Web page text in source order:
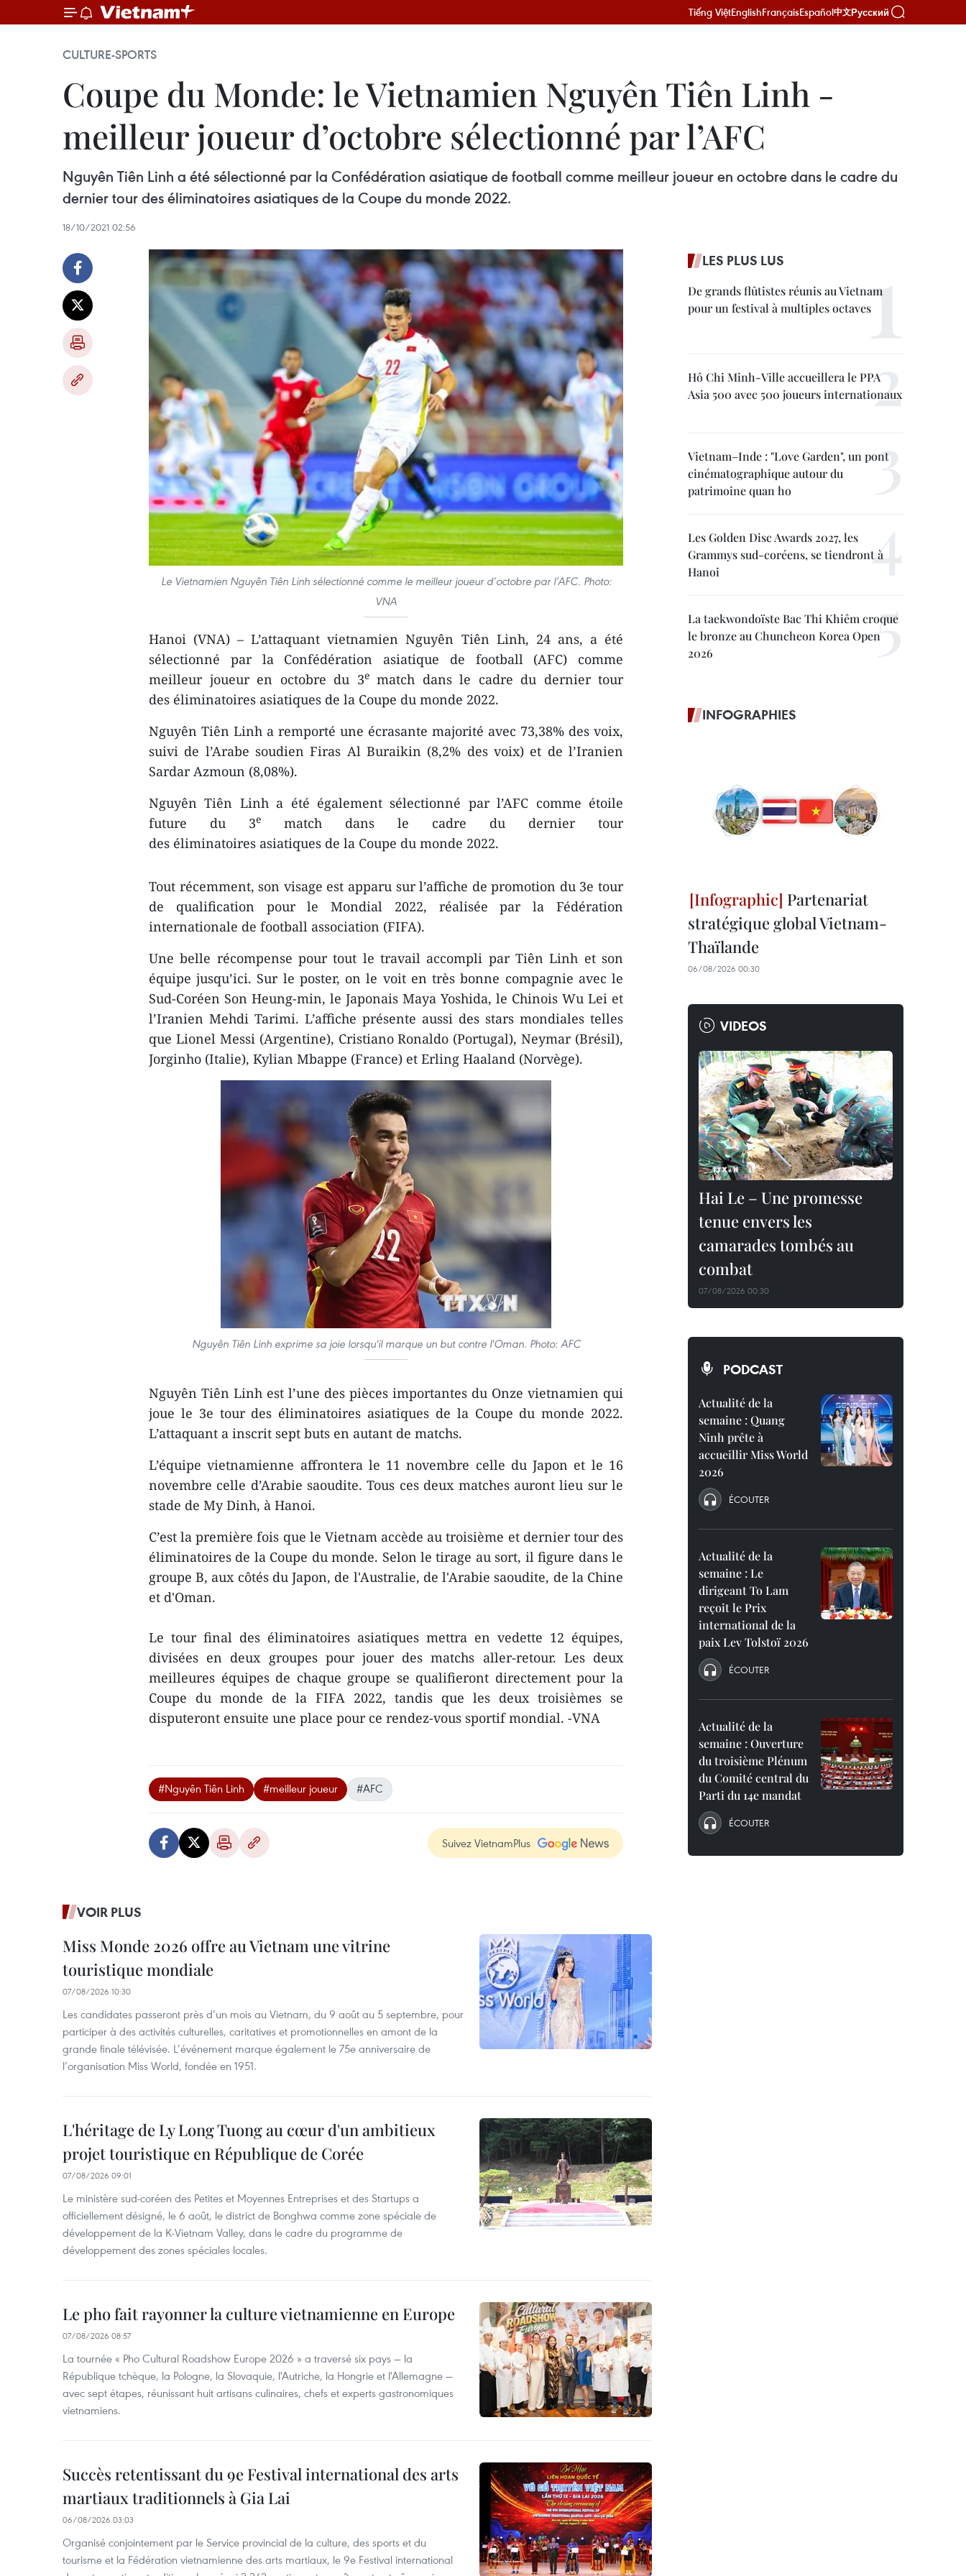
Tiếng ViệtEnglishFrançaisEspañol中文Русский
CULTURE-SPORTS
Coupe du Monde: le Vietnamien Nguyên Tiên Linh -
meilleur joueur d’octobre sélectionné par l’AFC
Nguyên Tiên Linh a été sélectionné par la Confédération asiatique de football comme meilleur joueur en octobre dans le cadre du
dernier tour des éliminatoires asiatiques de la Coupe du monde 2022.
18/10/2021 02:56
Le Vietnamien Nguyên Tiên Linh sélectionné comme le meilleur joueur d’octobre par l’AFC. Photo:
VNA
Hanoi (VNA) – L’attaquant vietnamien Nguyên Tiên Linh, 24 ans, a été
sélectionné par la Confédération asiatique de football (AFC) comme
meilleur joueur en octobre du 3ematch dans le cadre du dernier tour
des éliminatoires asiatiques de la Coupe du monde 2022.
Nguyên Tiên Linh a remporté une écrasante majorité avec 73,38% des voix,
suivi de l’Arabe soudien Firas Al Buraikin (8,2% des voix) et de l’Iranien
Sardar Azmoun (8,08%).
Nguyên Tiên Linh a été également sélectionné par l’AFC comme étoile
future du 3e
match dans le cadre du dernier tour
des éliminatoires asiatiques de la Coupe du monde 2022.
Tout récemment, son visage est apparu sur l’affiche de promotion du 3e tour
de qualification pour le Mondial 2022, réalisée par la Fédération
internationale de football association (FIFA).
Une belle récompense pour tout le travail accompli par Tiên Linh et son
équipe jusqu’ici. Sur le poster, on le voit en très bonne compagnie avec le
Sud-Coréen Son Heung-min, le Japonais Maya Yoshida, le Chinois Wu Lei et
l’Iranien Mehdi Tarimi. L’affiche présente aussi des stars mondiales telles
que Lionel Messi (Argentine), Cristiano Ronaldo (Portugal), Neymar (Brésil),
Jorginho (Italie), Kylian Mbappe (France) et Erling Haaland (Norvège).
Nguyên Tiên Linh exprime sa joie lorsqu'il marque un but contre l'Oman. Photo: AFC
Nguyên Tiên Linh est l’une des pièces importantes du Onze vietnamien qui
joue le 3e tour des éliminatoires asiatiques de la Coupe du monde 2022.
L’attaquant a inscrit sept buts en autant de matchs.
L’équipe vietnamienne affrontera le 11 novembre celle du Japon et le 16
novembre celle d’Arabie saoudite. Tous ces deux matches auront lieu sur le
stade de My Dinh, à Hanoi.
C’est la première fois que le Vietnam accède au troisième et dernier tour des
éliminatoires de la Coupe du monde. Selon le tirage au sort, il figure dans le
groupe B, aux côtés du Japon, de l'Australie, de l'Arabie saoudite, de la Chine
et d'Oman.
Le tour final des éliminatoires asiatiques mettra en vedette 12 équipes,
divisées en deux groupes pour jouer des matchs aller-retour. Les deux
meilleures équipes de chaque groupe se qualifieront directement pour la
Coupe du monde de la FIFA 2022, tandis que les deux troisièmes se
disputeront ensuite une place pour ce rendez-vous sportif mondial. -VNA
#Nguyên Tiên Linh #meilleur joueur #AFC
Suivez VietnamPlus
VOIR PLUS
Miss Monde 2026 offre au Vietnam une vitrine
touristique mondiale
07/08/2026 10:30
Les candidates passeront près d’un mois au Vietnam, du 9 août au 5 septembre, pour
participer à des activités culturelles, caritatives et promotionnelles en amont de la
grande finale télévisée. L’événement marque également le 75e anniversaire de
l’organisation Miss World, fondée en 1951.
L'héritage de Ly Long Tuong au cœur d'un ambitieux
projet touristique en République de Corée
07/08/2026 09:01
Le ministère sud-coréen des Petites et Moyennes Entreprises et des Startups a
officiellement désigné, le 6 août, le district de Bonghwa comme zone spéciale de
développement de la K-Vietnam Valley, dans le cadre du programme de
développement des zones spéciales locales.
Le pho fait rayonner la culture vietnamienne en Europe
07/08/2026 08:57
La tournée « Pho Cultural Roadshow Europe 2026 » a traversé six pays — la
République tchèque, la Pologne, la Slovaquie, l'Autriche, la Hongrie et l'Allemagne —
avec sept étapes, réunissant huit artisans culinaires, chefs et experts gastronomiques
vietnamiens.
Succès retentissant du 9e Festival international des arts
martiaux traditionnels à Gia Lai
06/08/2026 03:03
Organisé conjointement par le Service provincial de la culture, des sports et du
tourisme et la Fédération vietnamienne des arts martiaux, le 9e Festival international
LES PLUS LUS
De grands flûtistes réunis au Vietnam
pour un festival à multiples octaves
Hô Chi Minh-Ville accueillera le PPA
Asia 500 avec 500 joueurs internationaux
Vietnam–Inde : "Love Garden", un pont
cinématographique autour du
patrimoine quan ho
Les Golden Disc Awards 2027, les
Grammys sud-coréens, se tiendront à
Hanoi
La taekwondoïste Bac Thi Khiêm croque
le bronze au Chuncheon Korea Open
2026
INFOGRAPHIES
Partenariat
stratégique global Vietnam-
Thaïlande
06/08/2026 00:30
VIDEOS
Hai Le – Une promesse
tenue envers les
camarades tombés au
combat
07/08/2026 00:30
PODCAST
Actualité de la
semaine : Quang
Ninh prête à
accueillir Miss World
2026
ÉCOUTER
Actualité de la
semaine : Le
dirigeant To Lam
reçoit le Prix
international de la
paix Lev Tolstoï 2026
ÉCOUTER
Actualité de la
semaine : Ouverture
du troisième Plénum
du Comité central du
Parti du 14e mandat
ÉCOUTER